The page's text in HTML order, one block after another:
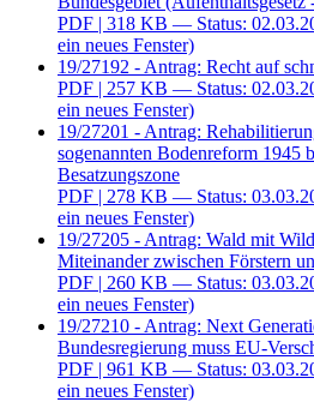
PDF | 318 KB — Status:
ein neues Fenster)
19/27192 - Antrag: Recht auf
PDF | 257 KB — Status:
ein neues Fenster)
19/27201 - Antrag:
sogenannten Bodenreform 1945
Besatzungszone
PDF | 278 KB — Status:
ein neues Fenster)
19/27205 - Antrag: Wald mit
Miteinander zwischen Förstern
PDF | 260 KB — Status:
ein neues Fenster)
19/27210 - Antrag: Next
Bundesregierung muss EU-
PDF | 961 KB — Status:
ein neues Fenster)